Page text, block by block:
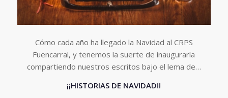
Cómo cada año ha llegado la Navidad al CRPS
Fuencarral, y tenemos la suerte de inaugurarla
compartiendo nuestros escritos bajo el lema de…
¡¡HISTORIAS DE NAVIDAD!!